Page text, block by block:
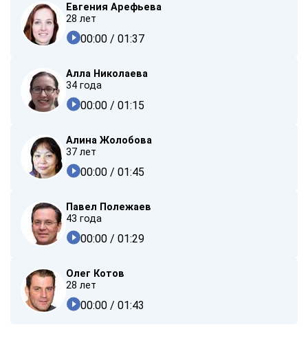
Евгения Арефьева
28 лет
00:00 / 01:37
Алла Николаева
34 года
00:00 / 01:15
Алина Жолобова
37 лет
00:00 / 01:45
Павел Полежаев
43 года
00:00 / 01:29
Олег Котов
28 лет
00:00 / 01:43